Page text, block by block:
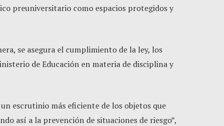
preuniversitario como espacios protegidos y
se asegura el cumplimiento de la ley, los
de Educación en materia de disciplina y
escrutinio más eficiente de los objetos que
así a la prevención de situaciones de riesgo”,